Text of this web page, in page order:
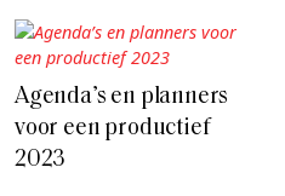
Agenda’s en planners
voor een productief
2023